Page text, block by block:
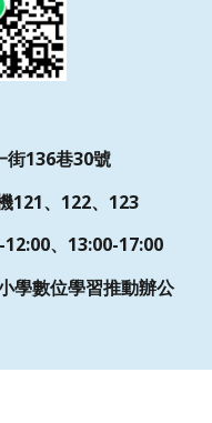
街136巷30號
121、122、123
12:00、13:00-17:00
數位學習推動辦公